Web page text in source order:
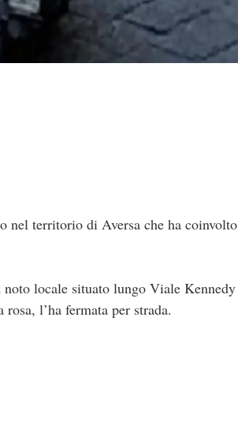
nel territorio di Aversa che ha coinvolto
locale situato lungo Viale Kennedy
l’ha fermata per strada.